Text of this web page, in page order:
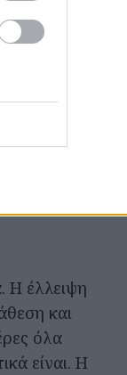
να
Η έλλειψη
και
όλα
είναι. Η